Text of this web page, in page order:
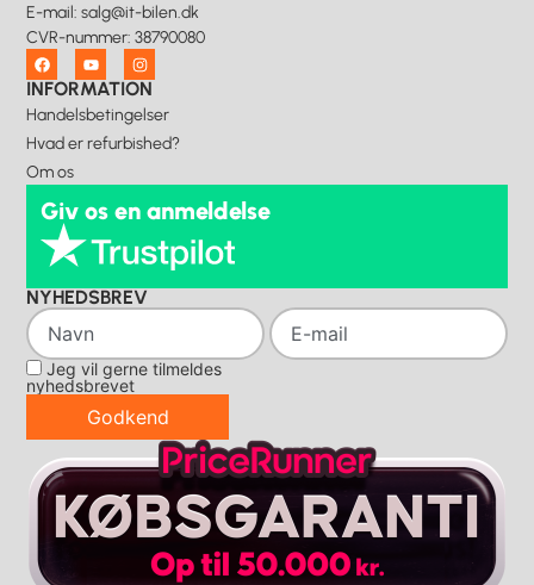
E-mail:salg@it-bilen.dk
CVR-nummer: 38790080
INFORMATION
Handelsbetingelser
Hvad er refurbished?
Om os
Giv os en anmeldelse
NYHEDSBREV
Jeg vil gerne tilmeldes
nyhedsbrevet
Godkend